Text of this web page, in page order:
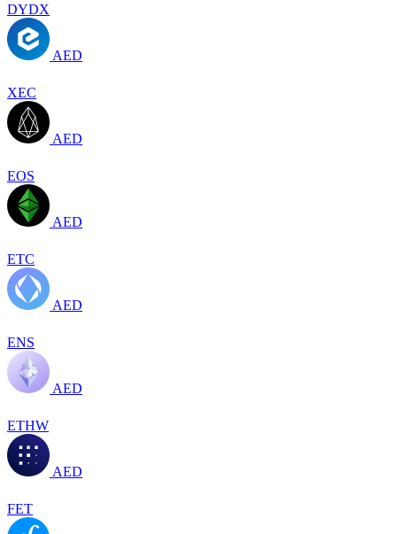
DYDX
AED
XEC
AED
EOS
AED
ETC
AED
ENS
AED
ETHW
AED
FET